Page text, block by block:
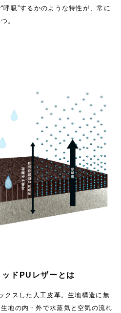
呼吸”するかのような特性が、常に
。
ドPUレザーとは
クスした人工皮革。生地構造に無
地の内・外で水蒸気と空気の流れ